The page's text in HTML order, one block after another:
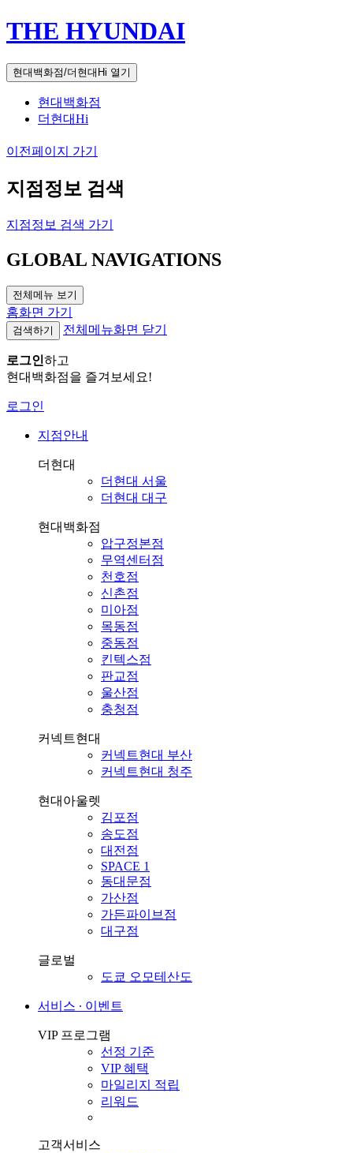
THE HYUNDAI
현대백화점/더현대Hi 열기
현대백화점
더현대Hi
이전페이지 가기
지점정보 검색
지점정보 검색 가기
GLOBAL NAVIGATIONS
전체메뉴 보기
홈화면 가기
검색하기 전체메뉴화면 닫기
로그인하고
현대백화점을 즐겨보세요!
로그인
지점안내
더현대
더현대 서울
더현대 대구
현대백화점
압구정본점
무역센터점
천호점
신촌점
미아점
목동점
중동점
킨텍스점
판교점
울산점
충청점
커넥트현대
커넥트현대 부산
커넥트현대 청주
현대아울렛
김포점
송도점
대전점
SPACE 1
동대문점
가산점
가든파이브점
대구점
글로벌
도쿄 오모테산도
서비스 ∙ 이벤트
VIP 프로그램
선정 기준
VIP 혜택
마일리지 적립
리워드
고객서비스